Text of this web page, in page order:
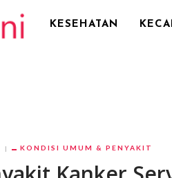
KESEHATAN
KONDISI UMUM & PENYAKIT